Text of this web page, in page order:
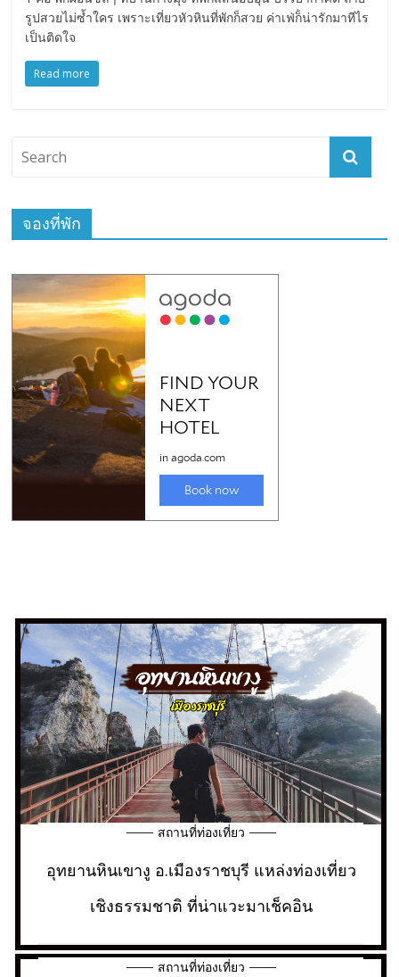
รูปสวยไม่ซ้ำใคร เพราะเที่ยวหัวหินที่พักก็สวย ค่าเฟ่ก็่น่ารักมาทีไร
เป็นติดใจ
Read more
จองที่พัก
สถานที่ท่องเที่ยว
อุทยานหินเขางู อ.เมืองราชบุรี แหล่งท่องเที่ยว
เชิงธรรมชาติ ที่น่าแวะมาเช็คอิน
สถานที่ท่องเที่ยว